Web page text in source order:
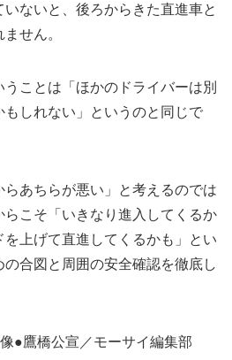
ないと、後ろからきた直進車と
せん。
うことは「ほかのドライバーは別
しれない」というのと同じで
らあちらが悪い」と考えるのでは
こそ「いきなり進入してくるか
を上げて直進してくるかも」とい
の合図と周囲の安全確認を徹底し
●鷹橋公宣／モーサイ編集部